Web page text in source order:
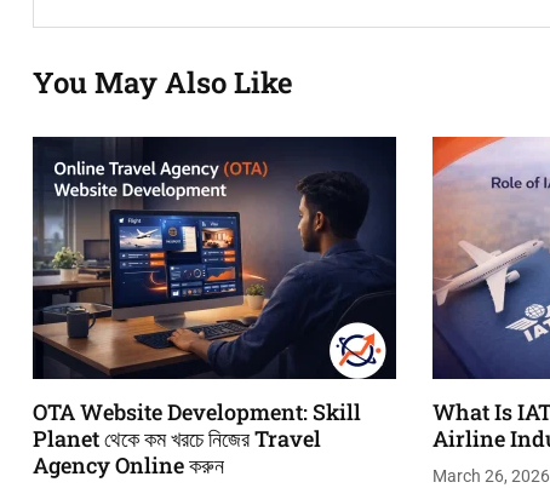
You May Also Like
OTA Website Development: Skill
Planet থেকে কম খরচে নিজের Travel
Agency Online করুন
What Is
Airline
March 26, 2026